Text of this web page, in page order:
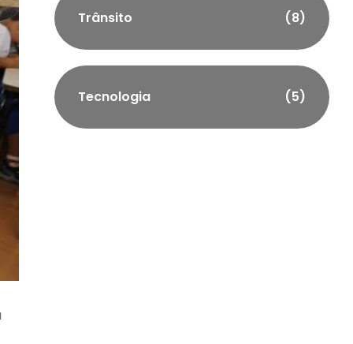
Trânsito (8)
Tecnologia (5)